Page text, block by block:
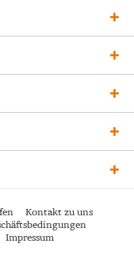
Kontakt zu uns
Impressum